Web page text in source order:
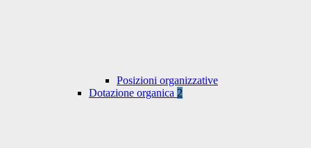
Posizioni organizzative
Dotazione organica 2